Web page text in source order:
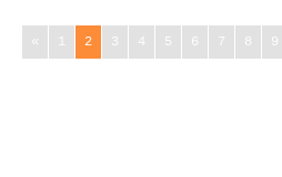
« 1 2 3 4 5 6 7 8 9